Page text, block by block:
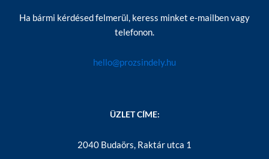
Ha bármi kérdésed felmerül, keress minket e-mailben vagy
telefonon.
hello@prozsindely.hu
ÜZLET CÍME:
2040 Budaörs, Raktár utca 1